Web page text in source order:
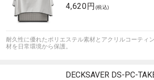
4,620円 (税込)
耐久性に優れたポリエステル素材とアクリルコーティ
材を日常環境から保護。
DECKSAVER DS-PC-